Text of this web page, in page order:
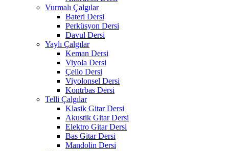
Vurmalı Çalgılar
Bateri Dersi
Perküsyon Dersi
Davul Dersi
Yaylı Çalgılar
Keman Dersi
Viyola Dersi
Çello Dersi
Viyolonsel Dersi
Kontrbas Dersi
Telli Çalgılar
Klasik Gitar Dersi
Akustik Gitar Dersi
Elektro Gitar Dersi
Bas Gitar Dersi
Mandolin Dersi